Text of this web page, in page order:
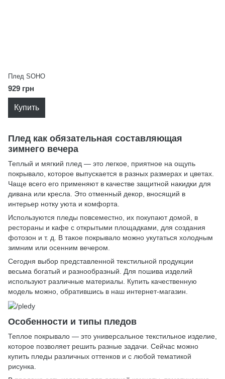
Плед SOHO
929 грн
Купить
Плед как обязательная составляющая
зимнего вечера
Теплый и мягкий плед — это легкое, приятное на ощупь
покрывало, которое выпускается в разных размерах и цветах.
Чаще всего его применяют в качестве защитной накидки для
дивана или кресла. Это отменный декор, вносящий в
интерьер нотку уюта и комфорта.
Используются пледы повсеместно, их покупают домой, в
рестораны и кафе с открытыми площадками, для создания
фотозон и т. д. В такое покрывало можно укутаться холодным
зимним или осенним вечером.
Сегодня выбор представленной текстильной продукции
весьма богатый и разнообразный. Для пошива изделий
используют различные материалы. Купить качественную
модель можно, обратившись в наш интернет-магазин.
Особенности и типы пледов
Теплое покрывало — это универсальное текстильное изделие,
которое позволяет решить разные задачи. Сейчас можно
купить пледы различных оттенков и с любой тематикой
рисунка.